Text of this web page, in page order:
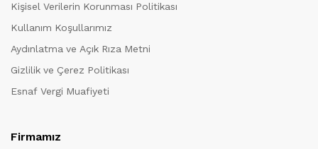
Kişisel Verilerin Korunması Politikası
Kullanım Koşullarımız
Aydınlatma ve Açık Rıza Metni
Gizlilik ve Çerez Politikası
Esnaf Vergi Muafiyeti
Firmamız